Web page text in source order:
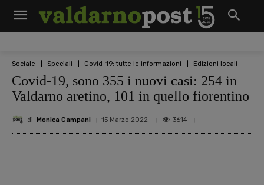
Sociale Speciali Covid-19: tutte le informazioni Edizioni locali
Covid-19, sono 355 i nuovi casi: 254 in
Valdarno aretino, 101 in quello fiorentino
di Monica Campani 15 Marzo 2022 3614